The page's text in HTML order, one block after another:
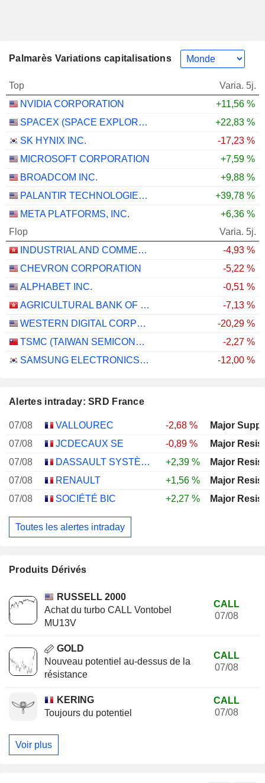
Palmarès Variations capitalisations
Top
Varia. 5j.
NVIDIA CORPORATION
+11,56 %
SPACEX (SPACE EXPLORATION TECHNOLOGIES)
+22,83 %
SK HYNIX INC.
-17,23 %
MICROSOFT CORPORATION
+7,59 %
BROADCOM INC.
+9,88 %
PALANTIR TECHNOLOGIES INC.
+39,78 %
META PLATFORMS, INC.
+6,36 %
Flop
Varia. 5j.
INDUSTRIAL AND COMMERCIAL BANK OF CHINA LIMITED
-4,93 %
CHEVRON CORPORATION
-5,22 %
ALPHABET INC.
-0,51 %
AGRICULTURAL BANK OF CHINA LIMITED
-7,13 %
WESTERN DIGITAL CORPORATION
-20,29 %
TSMC (TAIWAN SEMICONDUCTOR MANUFACTURING COMPANY)
-2,27 %
SAMSUNG ELECTRONICS CO., LTD.
-12,00 %
Alertes intraday: SRD France
07/08 VALLOUREC -2,68 %
Major
07/08
JCDECAUX SE -0,89 %
Major
07/08
DASSAULT SYSTÈMES SE +2,39 %
Major
07/08
RENAULT +1,56 %
Major
07/08
SOCIÉTÉ BIC +2,27 % Major
Toutes les alertes intraday
Produits Dérivés
RUSSELL 2000
Achat du turbo CALL Vontobel
MU13V
CALL
07/08
GOLD
Nouveau potentiel au-dessus de la
résistance
CALL
07/08
KERING
Toujours du potentiel
CALL
07/08
Voir plus